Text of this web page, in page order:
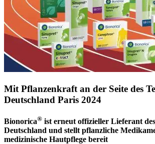
Mit Pflanzenkraft an der Seite des
Deutschland Paris 2024
Bionorica® ist erneut offizieller Lieferant
Deutschland und stellt pflanzliche
medizinische Hautpflege bereit